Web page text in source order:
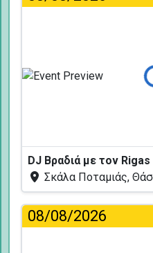
DJ Βραδιά με τον
Σκάλα Ποταμιάς,
08/08/2026